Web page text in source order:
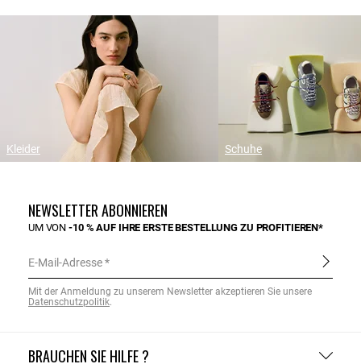
Kleider Schuhe
BRAUCHEN SIE HILFE ?
NEWSLETTER ABONNIEREN
UM VON-10 % AUF IHRE ERSTE BESTELLUNG ZU PROFITIEREN*
E-Mail-Adresse
Mit der Anmeldung zu unserem Newsletter akzeptieren Sie unsere
Datenschutzpolitik.